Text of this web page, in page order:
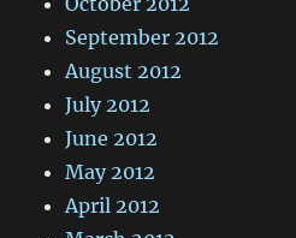
September 2012
August 2012
July 2012
June 2012
May 2012
April 2012